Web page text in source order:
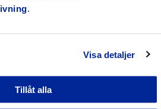
.
Visa detaljer
Tillåt alla
Stationsvägen och